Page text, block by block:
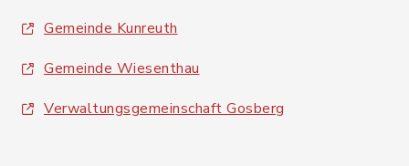
Gemeinde Kunreuth
Gemeinde Wiesenthau
Verwaltungsgemeinschaft Gosberg